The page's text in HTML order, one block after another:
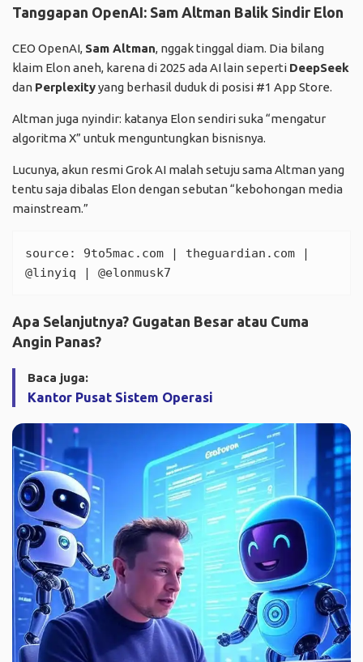
Tanggapan OpenAI: Sam Altman Balik Sindir Elon
CEO OpenAI, Sam Altman, nggak tinggal diam. Dia bilang
klaim Elon aneh, karena di 2025 ada AI lain seperti DeepSeek
dan Perplexityyang berhasil duduk di posisi #1 App Store.
Altman juga nyindir: katanya Elon sendiri suka “mengatur
algoritma X” untuk menguntungkan bisnisnya.
Lucunya, akun resmi Grok AI malah setuju sama Altman yang
tentu saja dibalas Elon dengan sebutan “kebohongan media
mainstream.”
source: 9to5mac.com theguardian.com
@linyiq
@elonmusk7
Apa Selanjutnya? Gugatan Besar atau Cuma
Angin Panas?
Baca juga:
Kantor Pusat Sistem Operasi